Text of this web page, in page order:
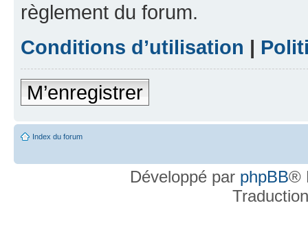
règlement du forum.
Conditions d’utilisation |
M’enregistrer
Index du forum
Développé par phpBB®